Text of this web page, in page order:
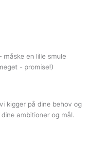
måske en lille smule
- promise!)
kigger på dine behov og
ambitioner og mål.